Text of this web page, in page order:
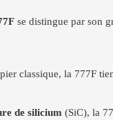
se distingue par son
classique, la 777F
de silicium (SiC), la